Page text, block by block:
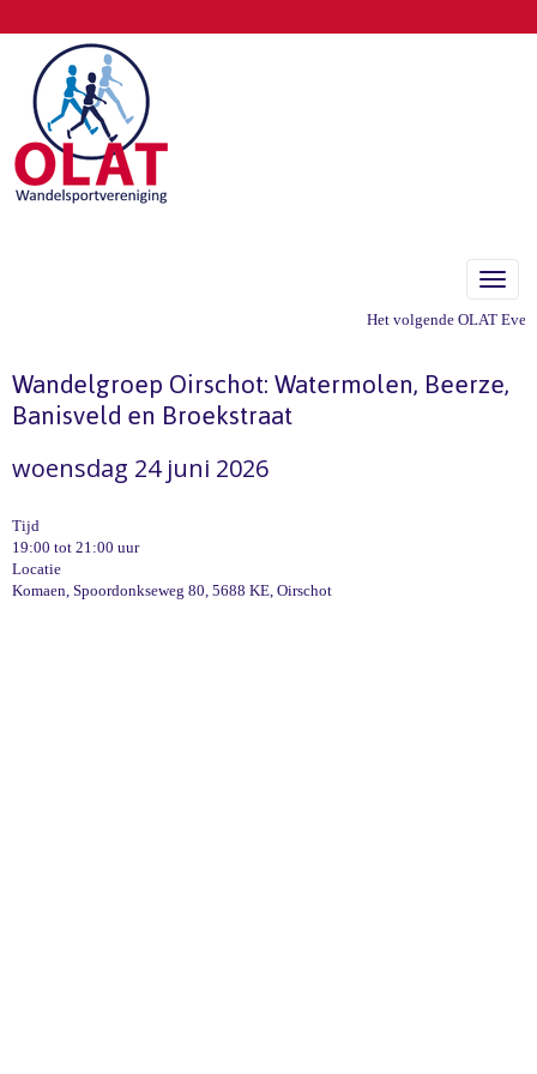
Het volgende OLAT
Wandelgroep Oirschot: Watermolen, Beerze,
Banisveld en Broekstraat
woensdag 24 juni 2026
Tijd
19:00 tot 21:00 uur
Locatie
Komaen, Spoordonkseweg 80, 5688 KE, Oirschot